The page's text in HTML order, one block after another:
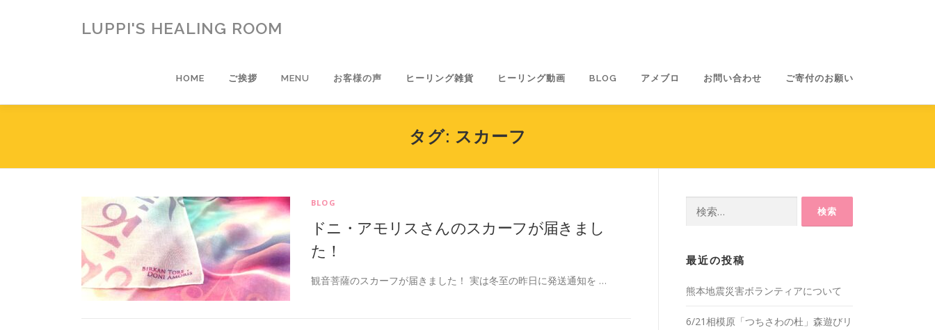
ス
LUPPI'S HEALING ROOM
HOME ご挨拶 MENU お客様の声 ヒーリング雑貨 ヒーリング動画 BLOG アメブロ お問い合わせ ご寄付のお願い
タグ: スカーフ
BLOG
ドニ・アモリスさんのスカーフが届きまし
た！
観音菩薩のスカーフが届きました！ 実は冬至の昨日に発送通知を …
最近の投稿
熊本地震災害ボランティアについて
6/21相模原「つちさわの杜」森遊びリ